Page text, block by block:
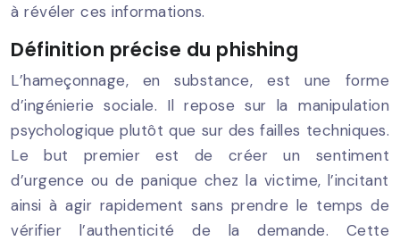
à révéler ces informations.
Définition précise du phishing
L’hameçonnage, en substance, est une forme
d’ingénierie sociale. Il repose sur la manipulation
psychologique plutôt que sur des failles techniques.
Le but premier est de créer un sentiment
d’urgence ou de panique chez la victime, l’incitant
ainsi à agir rapidement sans prendre le temps de
vérifier l’authenticité de la demande. Cette